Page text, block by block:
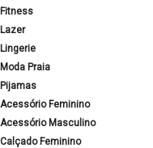
Fitness
Lazer
Lingerie
Moda Praia
Pijamas
Acessório Feminino
Acessório Masculino
Calçado Feminino